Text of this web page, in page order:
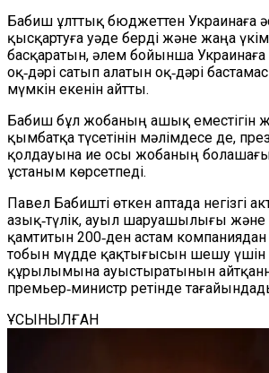
Бабиш ұлттық бюджеттен Украинаға
қысқартуға уәде берді және жаңа
басқаратын, әлем бойынша Украинаға
оқ‑дәрі сатып алатын оқ‑дәрі
мүмкін екенін айтты.
Бабиш бұл жобаның ашық еместігін
қымбатқа түсетінін мәлімдесе де,
қолдауына ие осы жобаның
ұстаным көрсетпеді.
Павел Бабишті өткен аптада негізгі
азық‑түлік, ауыл шаруашылығы және
қамтитын 200‑ден астам компаниядан
тобын мүдде қақтығысын шешу үшін
құрылымына ауыстыратынын
премьер‑министр ретінде
ҰСЫНЫЛҒАН